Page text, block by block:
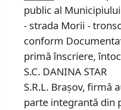
public al
- strada Morii -
conform
primă înscriere,
S.C. DANINA STAR
S.R.L. Brașov, firmă
parte integrantă din